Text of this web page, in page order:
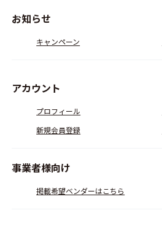
お知らせ
キャンペーン
アカウント
プロフィール
新規会員登録
事業者様向け
掲載希望ベンダーはこちら